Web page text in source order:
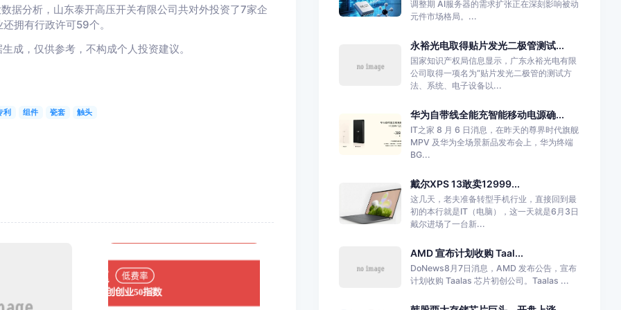
据分析，山东泰开高压开关有限公司共对外投资了7家企
拥有行政许可59个。
成，仅供参考，不构成个人投资建议。
利 组件 瓷套 触头
调整期 AI服务器的需求扩张正在深刻影响被动
元件市场格局。...
永裕光电取得贴片发光二极管测试...
国家知识产权局信息显示，广东永裕光电有限
公司取得一项名为“贴片发光二极管的测试方
法、系统、电子设备以...
华为自带线全能充智能移动电源确...
IT之家 8 月 6 日消息，在昨天的尊界时代旗舰
MPV 及华为全场景新品发布会上，华为终端
BG...
戴尔XPS 13敢卖12999...
这几天，老夫准备转型手机行业，直接回到最
初的本行就是IT（电脑），这一天就是6月3日
戴尔进场了一台新...
AMD 宣布计划收购 Taal...
DoNews8月7日消息，AMD 发布公告，宣布
计划收购 Taalas 芯片初创公司。Taalas ...